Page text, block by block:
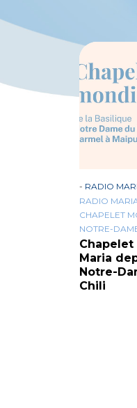
- RADIO
RADIO
CHAPELET
NOTRE-
Maria
Notre-
Chili